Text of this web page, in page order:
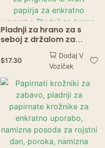
Pladnji za hrano za s
seboj z držalom za
kozarce Papirnata
posoda za prigrizke s
škatlo za s seboj iz
naoljnega papirja
Pladnji za pomfrit Škatla
za prigrizke iz kraft
papirja za enkratno
uporabo Pladnji za
hrano
$17.30
Dodaj V
Voziček